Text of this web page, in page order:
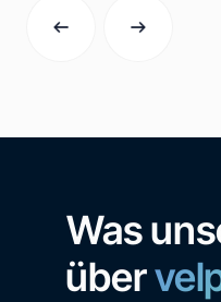
Was
über